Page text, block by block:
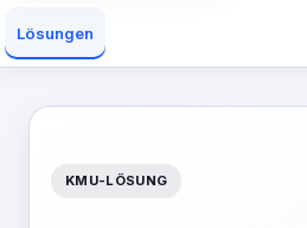
Lösungen
KMU-LÖSUNG